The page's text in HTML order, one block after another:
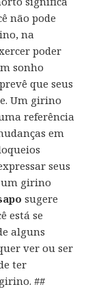
não pode
na
poder
sonho
que seus
Um girino
referência
em
seus
um girino
sugere
está se
alguns
ver ou ser
ter
##